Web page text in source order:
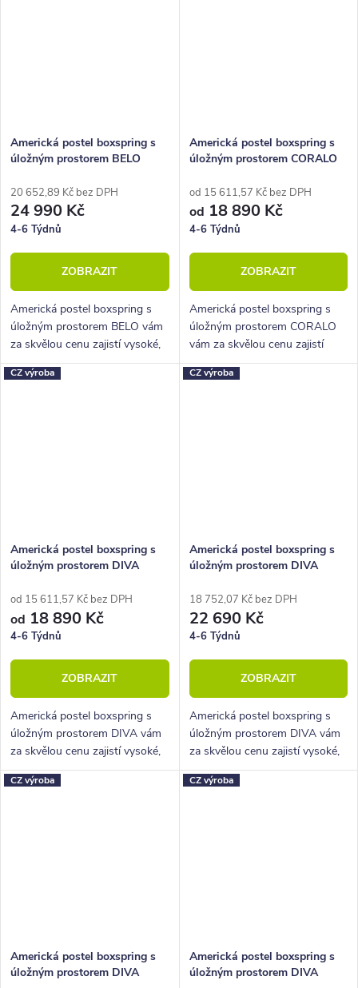
Americká postel boxspring s
úložným prostorem BELO
20 652,89 Kč bez DPH
24 990 Kč
4-6 Týdnů
ZOBRAZIT
Americká postel boxspring s
úložným prostorem BELO vám
za skvělou cenu zajistí vysoké,
pohodlné spaní a velký úložný
prostor.
Americká postel boxspring s
úložným prostorem CORALO
od 15 611,57 Kč bez DPH
od 18 890 Kč
4-6 Týdnů
ZOBRAZIT
Americká postel boxspring s
úložným prostorem CORALO
vám za skvělou cenu zajistí
vysoké, pohodlné spaní a velký
úložný prostor.
CZ výroba
Americká postel boxspring s
úložným prostorem DIVA
od 15 611,57 Kč bez DPH
od 18 890 Kč
4-6 Týdnů
ZOBRAZIT
Americká postel boxspring s
úložným prostorem DIVA vám
za skvělou cenu zajistí vysoké,
pohodlné spaní a velký úložný
prostor.
CZ výroba
Americká postel boxspring s
úložným prostorem DIVA
18 752,07 Kč bez DPH
22 690 Kč
4-6 Týdnů
ZOBRAZIT
Americká postel boxspring s
úložným prostorem DIVA vám
za skvělou cenu zajistí vysoké,
pohodlné spaní a velký úložný
prostor.
CZ výroba
Americká postel boxspring s
úložným prostorem DIVA
CZ výroba
Americká postel boxspring s
úložným prostorem DIVA